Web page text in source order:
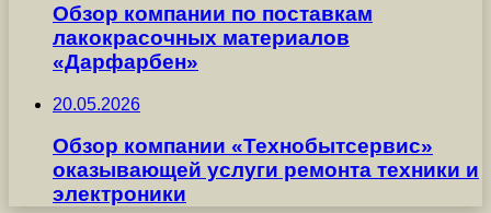
Обзор компании по поставкам
лакокрасочных материалов
«Дарфарбен»
20.05.2026
Обзор компании «Технобытсервис»
оказывающей услуги ремонта техники и
электроники